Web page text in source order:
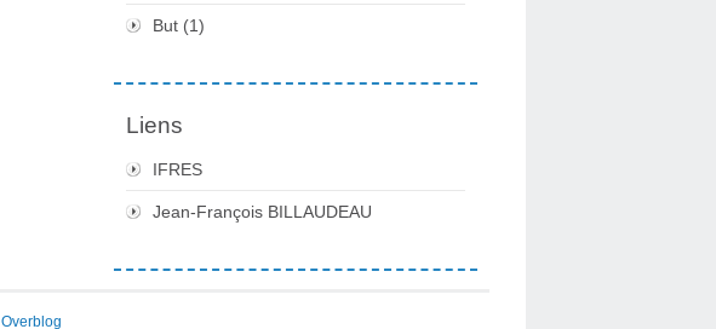
But (1)
Liens
IFRES
Jean-François BILLAUDEAU
Overblog